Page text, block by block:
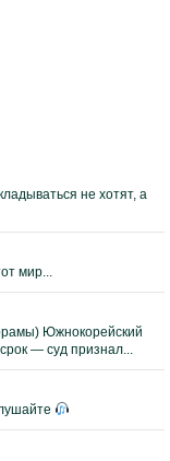
не хотят, а
мир...
Южнокорейский
— суд признал...